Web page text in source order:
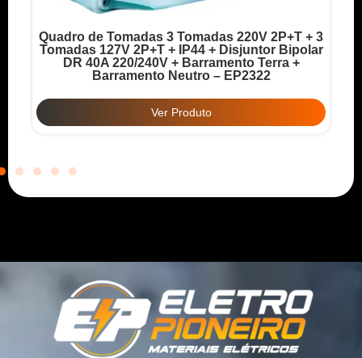
Quadro de Tomadas 3 Tomadas 220V 2P+T + 3
Tomadas 127V 2P+T + IP44 + Disjuntor Bipolar
DR 40A 220/240V + Barramento Terra +
Barramento Neutro – EP2322
Ver Produto